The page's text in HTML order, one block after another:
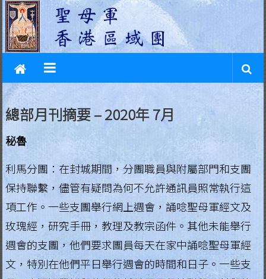
Skip
to
content
L
e
g
i
o
n
o
f
M
a
r
y
總部月刊摘要 – 2020年 7月
秘魯
利馬分團：在封城期間，分團職員與附屬部門和支團
保持聯繫，儘管有疑問為何不允許通訊員照常執行這
項工作。一些支團舉行網上週會，誦唸聖母軍經文及
玫瑰經，研究手冊，教理及教宗函件。其他未能舉行
週會的支團，他們要求團員每天在家中誦唸聖母軍經
文，特別在他們平日舉行週會的時間和日子。一些支